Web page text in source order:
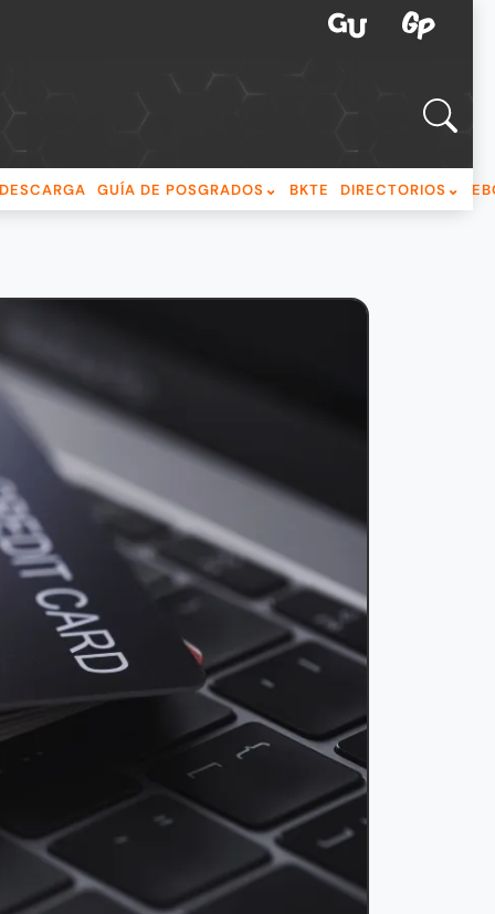
DESCARGA GUÍA DE POSGRADOS BKTE DIRECTORIOS